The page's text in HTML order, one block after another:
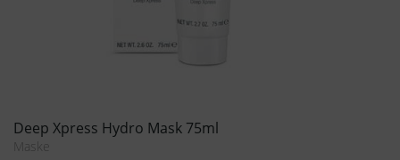
Deep Xpress Hydro Mask 75ml
Maske